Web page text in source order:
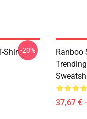
Shirt-20%
Ranboo
37,67 €